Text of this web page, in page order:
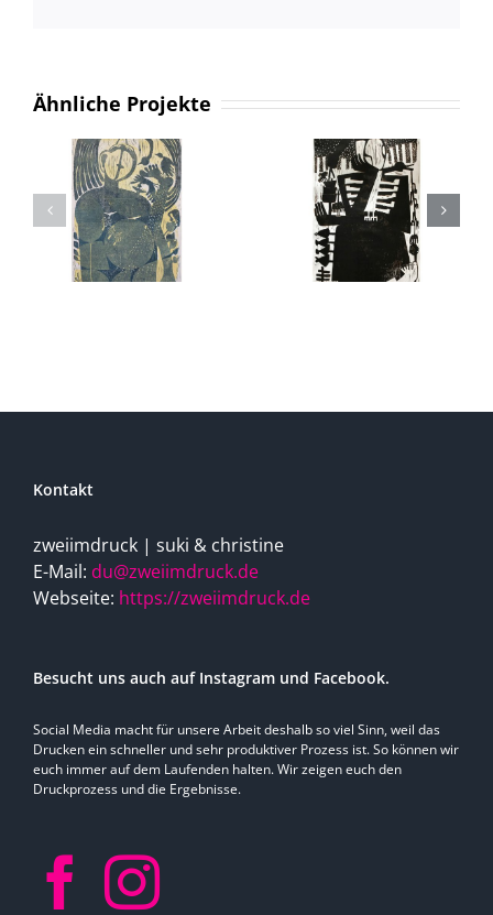
Ähnliche Projekte
Kontakt
zweiimdruck | suki & christine
E-Mail: du@zweiimdruck.de
Webseite: https://zweiimdruck.de
Besucht uns auch auf Instagram und Facebook.
Social Media macht für unsere Arbeit deshalb so viel Sinn, weil das
Drucken ein schneller und sehr produktiver Prozess ist. So können wir
euch immer auf dem Laufenden halten. Wir zeigen euch den
Druckprozess und die Ergebnisse.